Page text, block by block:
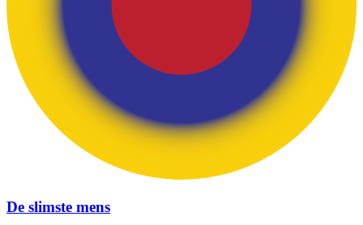
De slimste mens